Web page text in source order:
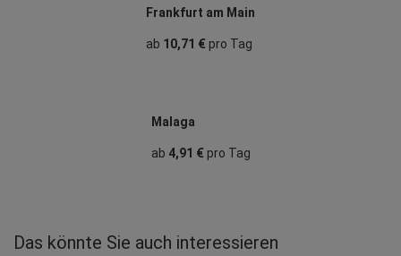
Frankfurt am Main
ab 10,71 € pro Tag
Malaga
ab 4,91 €pro Tag
Das könnte Sie auch interessieren